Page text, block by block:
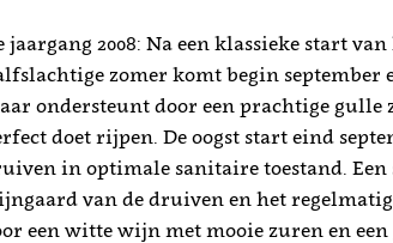
jaargang 2008: Na een klassieke start
zomer komt begin september
ondersteunt door een prachtige gulle
doet rijpen. De oogst start eind
in optimale sanitaire toestand. Een
van de druiven en het
een witte wijn met mooie zuren en